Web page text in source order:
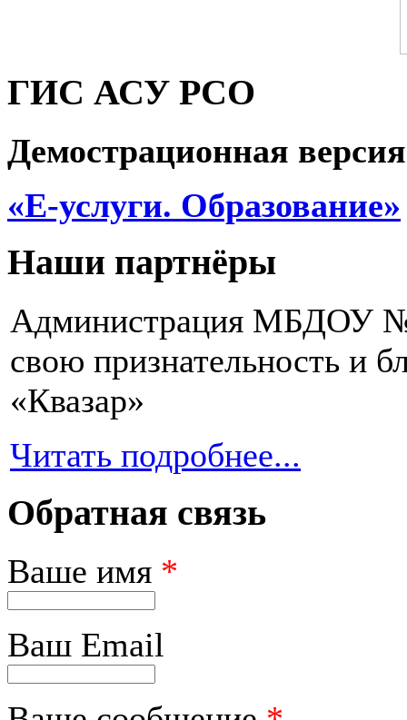
ГИС АСУ РСО
Демострационная
«Е-услуги. Образование»
Наши партнёры
Администрация МБДОУ №
свою признательность и
«Квазар»
Читать подробнее...
Обратная связь
Ваше имя *
Ваш Email